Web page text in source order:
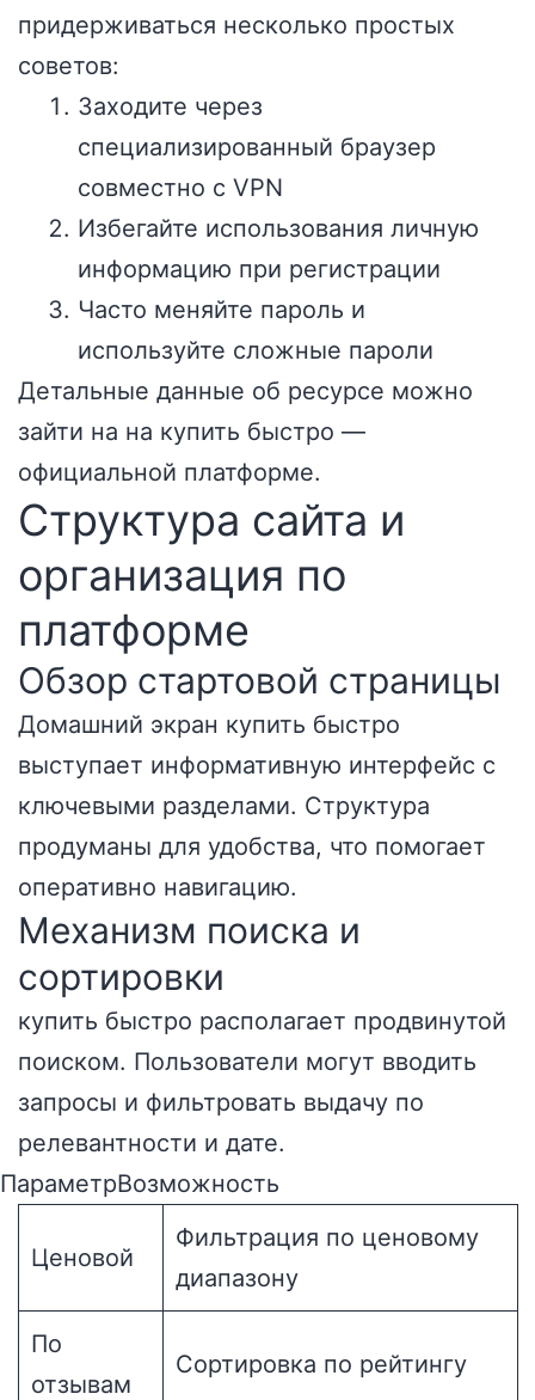
придерживаться несколько простых
советов:
Заходите через
специализированный браузер
совместно с VPN
Избегайте использования личную
информацию при регистрации
Часто меняйте пароль и
используйте сложные пароли
Детальные данные об ресурсе можно
зайти на на купить быстро —
официальной платформе.
Структура сайта и
организация по
платформе
Обзор стартовой страницы
Домашний экран купить быстро
выступает информативную интерфейс с
ключевыми разделами. Структура
продуманы для удобства, что помогает
оперативно навигацию.
Механизм поиска и
сортировки
купить быстро располагает продвинутой
поиском. Пользователи могут вводить
запросы и фильтровать выдачу по
релевантности и дате.
ПараметрВозможность
Ценовой
Фильтрация по ценовому
диапазону
По
отзывам
Сортировка по рейтингу